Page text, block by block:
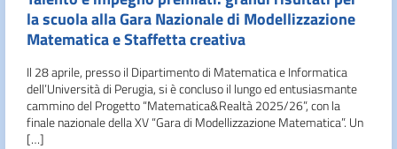
la scuola alla Gara Nazionale di Modellizzazione
Matematica e Staffetta creativa
Il 28 aprile, presso il Dipartimento di Matematica e Informatica
dell’Università di Perugia, si è concluso il lungo ed entusiasmante
cammino del Progetto “Matematica&Realtà 2025/26”, con la
finale nazionale della XV “Gara di Modellizzazione Matematica”. Un
[…]